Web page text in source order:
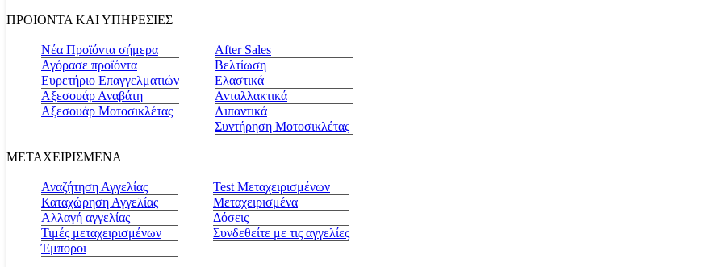
ΠΡΟΙΟΝΤΑ ΚΑΙ ΥΠΗΡΕΣΙΕΣ
Νέα Προϊόντα σήμερα
Αγόρασε προϊόντα
Ευρετήριο Επαγγελματιών
Αξεσουάρ Αναβάτη
Αξεσουάρ Μοτοσικλέτας
Αfter Sales
Βελτίωση
Ελαστικά
Ανταλλακτικά
Λιπαντικά
Συντήρηση Μοτοσικλέτας
ΜΕΤΑΧΕΙΡΙΣΜΕΝΑ
Αναζήτηση Αγγελίας
Καταχώρηση Αγγελίας
Αλλαγή αγγελίας
Τιμές μεταχειρισμένων
Έμποροι
Test Μεταχειρισμένων
Μεταχειρισμένα
Δόσεις
Συνδεθείτε με τις αγγελίες